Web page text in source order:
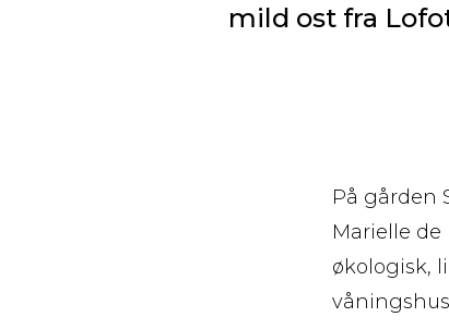
mild ost fra
På gården
Marielle de
økologisk,